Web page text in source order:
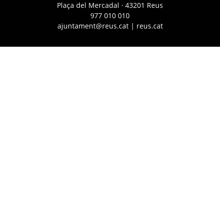
Plaça del Mercadal · 43201 Reus
977 010 010
ajuntament@reus.cat| reus.cat